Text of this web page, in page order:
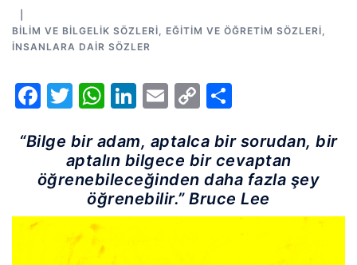
BILIM VE BILGELIK SÖZLERI EĞITIM VE ÖĞRETIM SÖZLERI
İNSANLARA DAIR SÖZLER
Facebook
Twitter
WhatsApp
LinkedIn
Email
Copy
“Bilge bir adam, aptalca bir sorudan, bir
aptalın bilgece bir cevaptan
öğrenebileceğinden daha fazla şey
öğrenebilir.” Bruce Lee